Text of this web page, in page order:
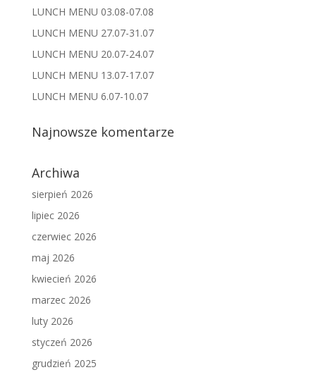
LUNCH MENU 03.08-07.08
LUNCH MENU 27.07-31.07
LUNCH MENU 20.07-24.07
LUNCH MENU 13.07-17.07
LUNCH MENU 6.07-10.07
Najnowsze komentarze
Archiwa
sierpień 2026
lipiec 2026
czerwiec 2026
maj 2026
kwiecień 2026
marzec 2026
luty 2026
styczeń 2026
grudzień 2025